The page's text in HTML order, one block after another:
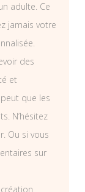
adulte. Ce
jamais votre
des
et
que les
N’hésitez
Ou si vous
sur